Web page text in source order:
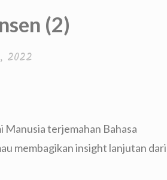
(2)
2022
Manusia terjemahan Bahasa
membagikan insight lanjutan dari